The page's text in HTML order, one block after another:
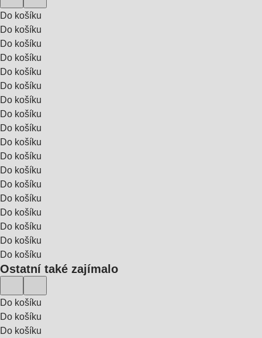
Do košíku
Do košíku
Do košíku
Do košíku
Do košíku
Do košíku
Do košíku
Do košíku
Do košíku
Do košíku
Do košíku
Do košíku
Do košíku
Do košíku
Do košíku
Do košíku
Do košíku
Do košíku
Ostatní také zajímalo
Do košíku
Do košíku
Do košíku